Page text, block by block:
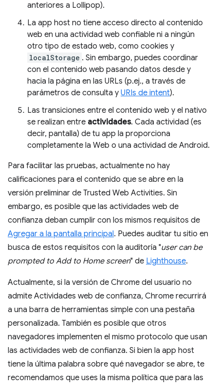
anteriores a Lollipop).
La app host no tiene acceso directo al contenido
web en una actividad web confiable ni a ningún
otro tipo de estado web, como cookies y
localStorage . Sin embargo, puedes coordinar
con el contenido web pasando datos desde y
hacia la página en las URLs (p.ej., a través de
parámetros de consulta y URIs de intent).
Las transiciones entre el contenido web y el nativo
se realizan entre actividades. Cada actividad (es
decir, pantalla) de tu app la proporciona
completamente la Web o una actividad de Android.
Para facilitar las pruebas, actualmente no hay
calificaciones para el contenido que se abre en la
versión preliminar de Trusted Web Activities. Sin
embargo, es posible que las actividades web de
confianza deban cumplir con los mismos requisitos de
Agregar a la pantalla principal. Puedes auditar tu sitio en
busca de estos requisitos con la auditoría "user can be
prompted to Add to Home screen" de Lighthouse.
Actualmente, si la versión de Chrome del usuario no
admite Actividades web de confianza, Chrome recurrirá
a una barra de herramientas simple con una pestaña
personalizada. También es posible que otros
navegadores implementen el mismo protocolo que usan
las actividades web de confianza. Si bien la app host
tiene la última palabra sobre qué navegador se abre, te
recomendamos que uses la misma política que para las